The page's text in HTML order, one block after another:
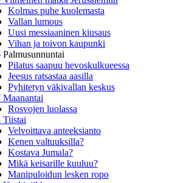
Kolmas puhe kuolemasta
Vallan lumous
Uusi messiaaninen kiusaus
Vihan ja toivon kaupunki
Palmusunnuntai
Pilatus saapuu hevoskulkueessa
Jeesus ratsastaa aasilla
Pyhitetyn väkivallan keskus
Maanantai
Rosvojen luolassa
Tiistai
Velvoittava anteeksianto
Kenen valtuuksilla?
Kostava Jumala?
Mikä keisarille kuuluu?
Manipuloidun lesken ropo